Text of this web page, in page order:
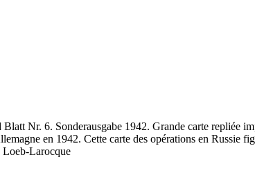
Nr. 6. Sonderausgabe 1942. Grande carte repliée
en 1942. Cette carte des opérations en Russie
Loeb-Larocque